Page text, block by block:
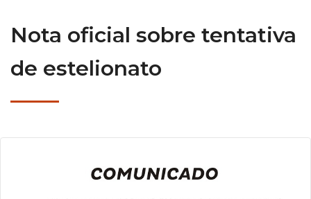
Nota oficial sobre tentativa
de estelionato